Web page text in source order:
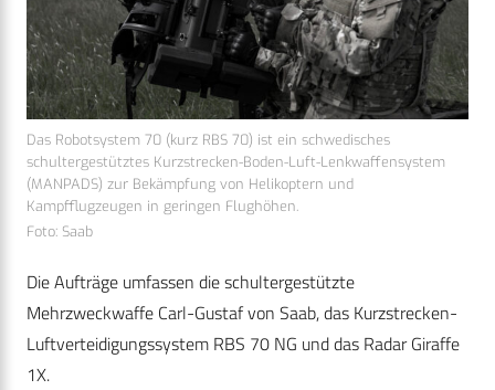
Das Robotsystem 70 (kurz RBS 70) ist ein schwedisches
schultergestütztes Kurzstrecken-Boden-Luft-Lenkwaffensystem
(MANPADS) zur Bekämpfung von Helikoptern und
Kampfflugzeugen in geringen Flughöhen.
Foto: Saab
Die Aufträge umfassen die schultergestützte
Mehrzweckwaffe Carl-Gustaf von Saab, das Kurzstrecken-
Luftverteidigungssystem RBS 70 NG und das Radar Giraffe
1X.